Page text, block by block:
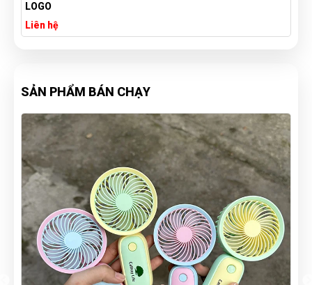
LOGO
Liên hệ
SẢN PHẨM BÁN CHẠY